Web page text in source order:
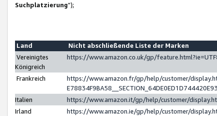
Suchplatzierung”);
Land
Nicht abschließende Liste der Marken
Vereinigtes
Königreich
https://www.amazon.co.uk/gp/
Frankreich
https://www.amazon.fr/gp/help/customer/
Italien
https://www.amazon.it/gp/help/customer/
Irland
https://www.amazon.ie/gp/help/customer/